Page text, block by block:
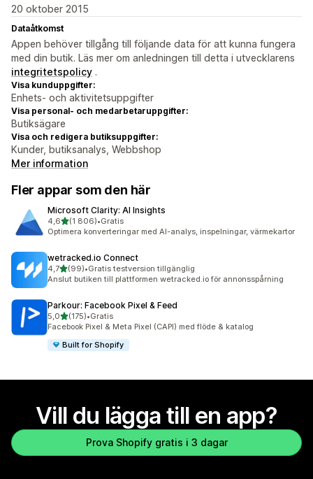
20 oktober 2015
Dataåtkomst
Appen behöver tillgång till följande data för att kunna fungera
med din butik. Läs mer om anledningen till detta i utvecklarens
integritetspolicy .
Visa kunduppgifter:
Enhets- och aktivitetsuppgifter
Visa personal- och medarbetaruppgifter:
Butiksägare
Visa och redigera butiksuppgifter:
Kunder, butiksanalys, Webbshop
Mer information
Fler appar som den här
Microsoft Clarity: AI Insights
4,6av 5 stjärnor
(1 806)
1806 recensioner totalt
•Gratis
Optimera konverteringar med AI-analys, inspelningar, värmekartor
wetracked.io Connect
4,7av 5 stjärnor
(99)
99 recensioner totalt
•Gratis testversion tillgänglig
Anslut butiken till plattformen wetracked.io för annonsspårning
Parkour: Facebook Pixel & Feed
5,0av 5 stjärnor
(175)
175 recensioner totalt
•Gratis
Facebook Pixel & Meta Pixel (CAPI) med flöde & katalog
Built for Shopify
Vill du lägga till en app?
Prova Shopify gratis i 3 dagar